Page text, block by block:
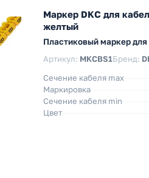
Маркер DKC для
желтый
Пластиковый маркер для
Артикул: MKCBS1Бренд:
Сечение кабеля max
Маркировка
Сечение кабеля min
Цвет